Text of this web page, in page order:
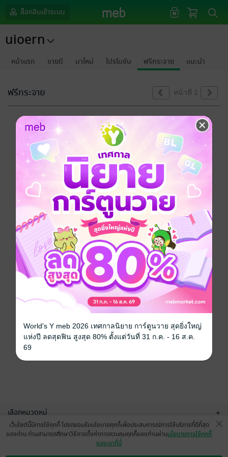
ล็อกอินเข้าระบบ
uioern
หน้าแรก ขายดี มาใหม่ โปรโมชัน ฟรีกระจาย แนะนำ
ฟรีกระจาย หน้าที่ 1
ขออภัยด้วยนะคะ
ไม่พบข้อมูลในหัวข้อที่คุณกำลังชมค่ะ
เลือกหมวดหมู่ +
บริการช่วยเหลือ
เว็บไซต์นี้มีการใช้คุกกี้ โปรดยอมรับนโยบายคุกกี้เพื่อประสบการณ์การใช้บริการที่ดีที่สุด
ของท่าน ท่านสามารถศึกษาวิธีการตั้งค่าการควบคุมคุกกี้ของท่านผ่านนโยบายการใช้คุกกี้
ของเราที่นี่
World's Y meb 2026 เทศกาลนิยาย การ์ตูนวาย สุดยิ่งใหญ่
แห่งปี ลดสุดฟิน สูงสุด 80% ตั้งแต่วันที่ 31 ก.ค. - 16 ส.ค.
69